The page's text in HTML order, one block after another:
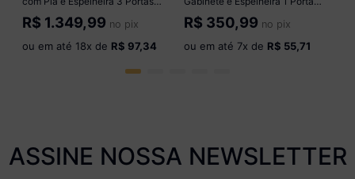
Suspenso 80cm Multimóveis
CR10175 Cimento
R$ 1.349,99 no pix
ou em até 18x de R$ 97,34
Retrô 45cm Multimóveis
CR10169 Branco
R$ 350,99 no pix
ou em até 7x de R$ 55,71
ASSINE NOSSA NEWSLETTER